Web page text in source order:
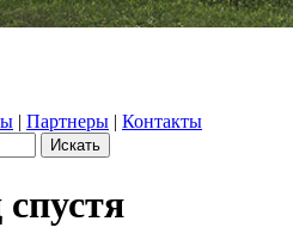
| Партнеры | Контакты